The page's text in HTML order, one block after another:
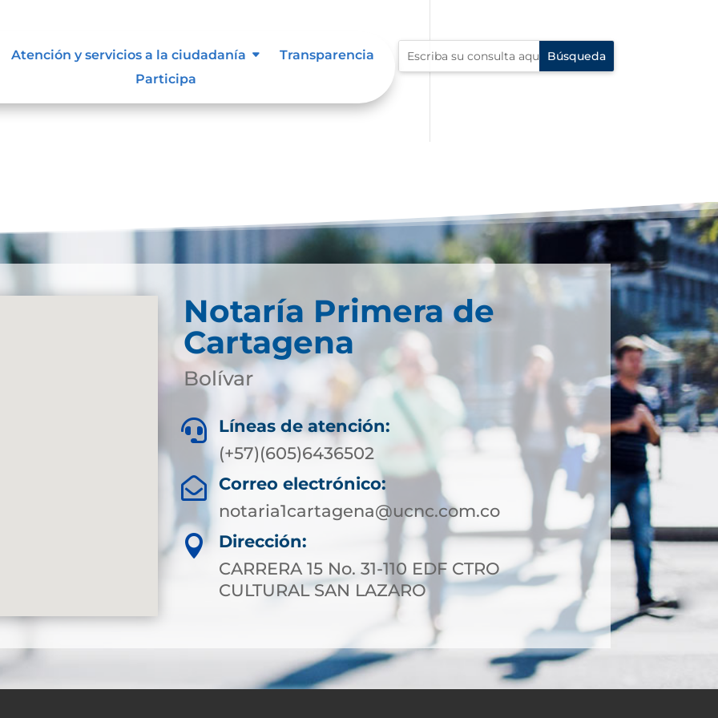
Atención y servicios a la ciudadanía
Transparencia
Participa
manuales
Notaría Primera de
Cartagena
Bolívar

Líneas de atención:
(+57)(605)6436502

Correo electrónico:
notaria1cartagena@ucnc.com.co

Dirección:
CARRERA 15 No. 31-110 EDF CTRO
CULTURAL SAN LAZARO